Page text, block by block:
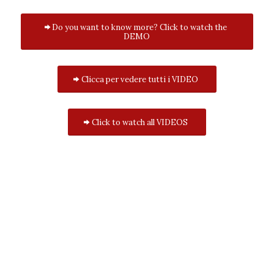
Do you want to know more? Click to watch the
DEMO
Clicca per vedere tutti i VIDEO
Click to watch all VIDEOS